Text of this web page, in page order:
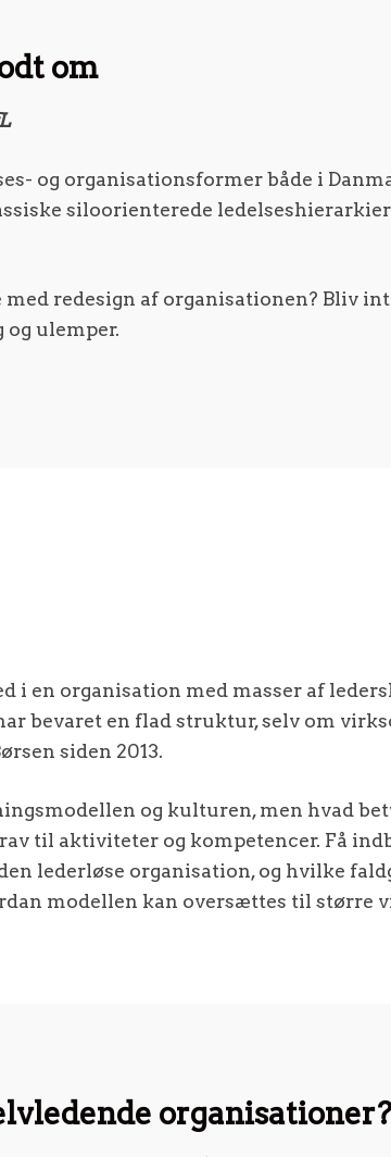
om
og organisationsformer både i
siloorienterede
redesign af organisationen? Bliv
ulemper.
i en organisation med masser af
bevaret en flad struktur, selv om
siden 2013.
og kulturen, men hvad
til aktiviteter og kompetencer. Få
lederløse organisation, og hvilke
modellen kan oversættes til større
organisationer?